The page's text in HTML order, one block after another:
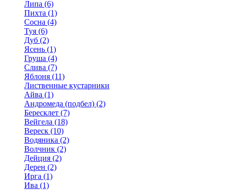
Липа (6)
Пихта (1)
Сосна (4)
Туя (6)
Дуб (2)
Ясень (1)
Груша (4)
Слива (7)
Яблоня (11)
Лиственные кустарники
Айва (1)
Андромеда (подбел) (2)
Бересклет (7)
Вейгела (18)
Вереск (10)
Водяника (2)
Волчник (2)
Дейция (2)
Дерен (2)
Ирга (1)
Ива (1)